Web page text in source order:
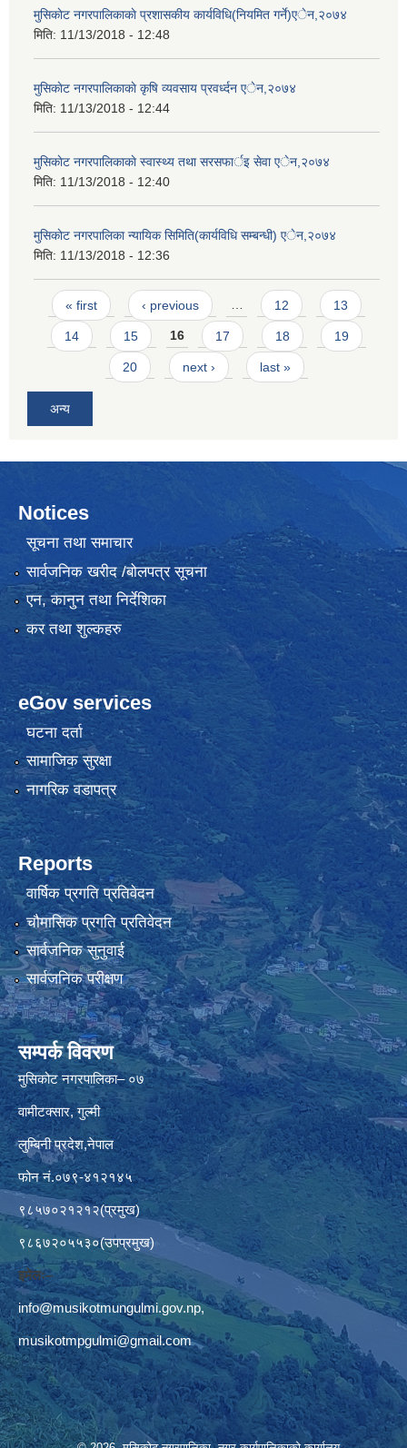
मुसिकाेट नगरपालिकाकाे प्रशासकीय कार्यविधि(नियमित गर्ने)एेन,२०७४
मिति: 11/13/2018 - 12:48
मुसिकाेट नगरपालिकाकाे कृषि व्यवसाय प्रवर्ध्दन एेन,२०७४
मिति: 11/13/2018 - 12:44
मुसिकाेट नगरपालिकाकाे स्वास्थ्य तथा सरसफार्इ सेवा एेन,२०७४
मिति: 11/13/2018 - 12:40
मुसिकाेट नगरपालिका न्यायिक सिमिति(कार्यविधि सम्बन्धी) एेन,२०७४
मिति: 11/13/2018 - 12:36
Pages
« first ‹ previous … 12 13
14 15 16 17 18 19
20 next › last »
अन्य
Notices
सूचना तथा समाचार
सार्वजनिक खरीद /बोलपत्र सूचना
एन, कानुन तथा निर्देशिका
कर तथा शुल्कहरु
eGov services
घटना दर्ता
सामाजिक सुरक्षा
नागरिक वडापत्र
Reports
वार्षिक प्रगति प्रतिवेदन
चौमासिक प्रगति प्रतिवेदन
सार्वजनिक सुनुवाई
सार्वजनिक परीक्षण
सम्पर्क विवरण
मुसिकोट नगरपालिका– ०७
वामीटक्सार, गुल्मी
लुम्बिनी प्रदेश,नेपाल
फोन नं.०७९-४१२१४५
९८५७०२१२१२(प्रमुख)
९८६७२०५५३०(उपप्रमुख)
इमेलः–
info@musikotmungulmi.gov.np,
musikotmpgulmi@gmail.com